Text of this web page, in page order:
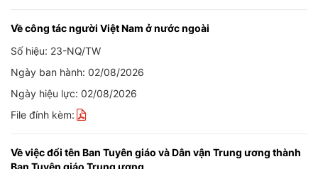
Về công tác người Việt Nam ở nước ngoài
Số hiệu: 23-NQ/TW
Ngày ban hành: 02/08/2026
Ngày hiệu lực: 02/08/2026
File đính kèm:
Về việc đổi tên Ban Tuyên giáo và Dân vận Trung ương thành
Ban Tuyên giáo Trung ương